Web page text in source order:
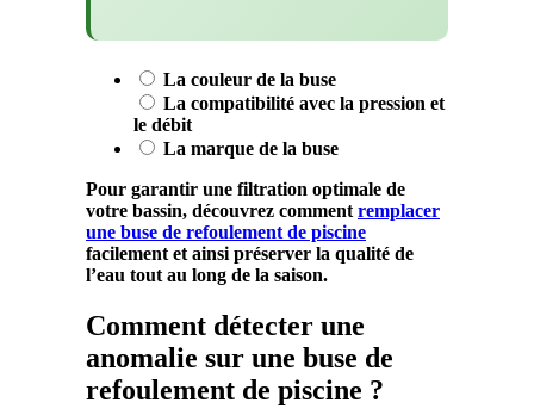
La couleur de la buse
La compatibilité avec la pression et
le débit
La marque de la buse
Pour garantir une filtration optimale de
votre bassin, découvrez comment remplacer
une buse de refoulement de piscine
facilement et ainsi préserver la qualité de
l’eau tout au long de la saison.
Comment détecter une
anomalie sur une buse de
refoulement de piscine ?